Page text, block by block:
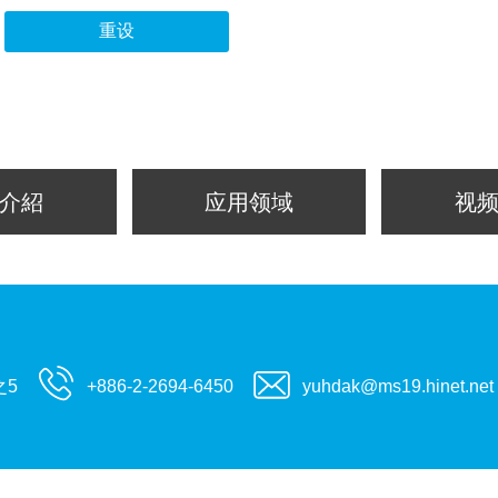
重设
紹 应用领域 视
5 +886-2-2694-6450 yuhdak@ms19.hinet.net